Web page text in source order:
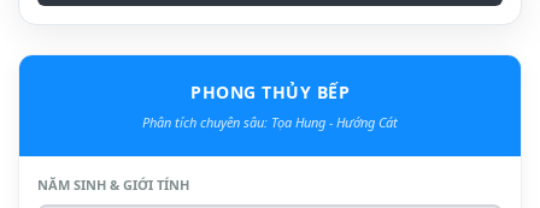
PHONG THỦY BẾP
Phân tích chuyên sâu: Tọa Hung - Hướng Cát
NĂM SINH & GIỚI TÍNH